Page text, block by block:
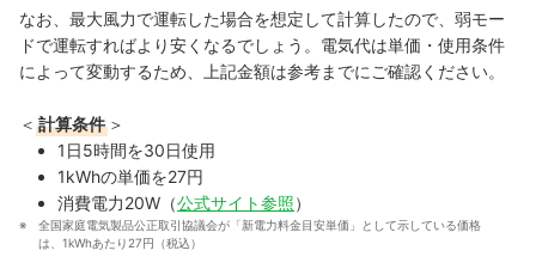
なお、最大風力で運転した場合を想定して計算したので、弱モー
ドで運転すればより安くなるでしょう。電気代は単価・使用条件
によって変動するため、上記金額は参考までにご確認ください。
＜ 計算条件 ＞
1日5時間を30日使用
1kWhの単価を27円
消費電力20W（公式サイト参照）
全国家庭電気製品公正取引協議会が「新電力料金目安単価」として示している価格
は、1kWhあたり27円（税込）